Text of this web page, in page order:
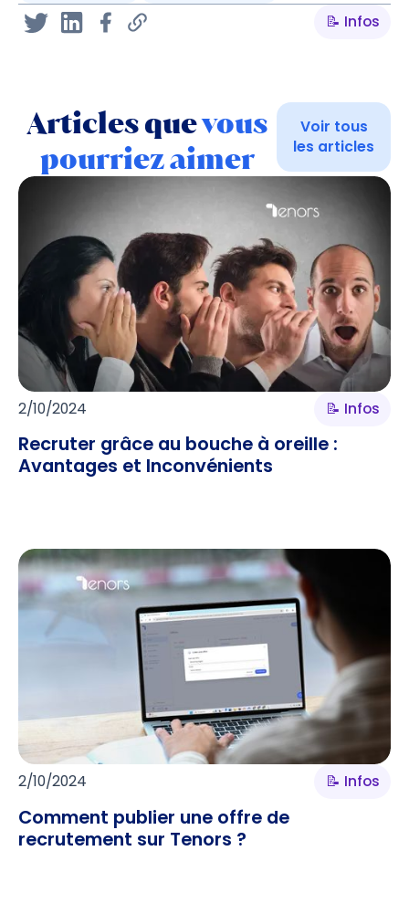
📝 Infos
Articles quevous
pourriez aimer
Voir tous
les articles
2/10/2024 📝 Infos
Recruter grâce au bouche à oreille :
Avantages et Inconvénients
2/10/2024 📝 Infos
Comment publier une offre de
recrutement sur Tenors ?